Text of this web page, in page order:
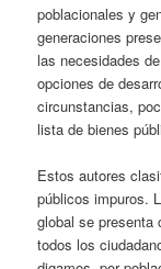
poblacionales y
generaciones
las necesidades
opciones de
circunstancias,
lista de bienes
Estos autores
públicos impuros.
global se presenta
todos los